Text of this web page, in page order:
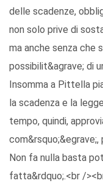
delle scadenze,
non solo prive di
ma anche senza che
possibilit&agrave; di
Insomma a Pittella
la scadenza e la
tempo, quindi,
com&rsquo;&egrave;,
Non fa nulla basta
fatta&rdquo;.<br /